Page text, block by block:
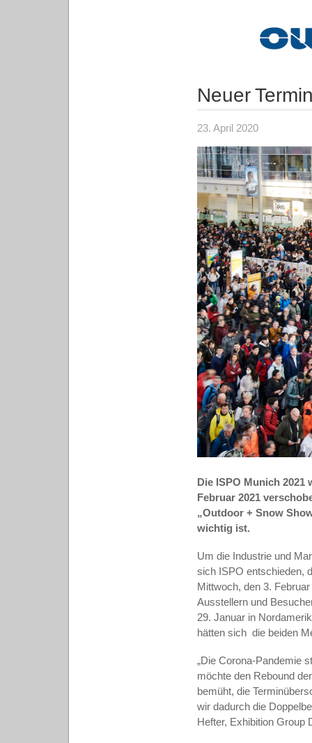
Neuer
23. April 2020
Die ISPO Munich 2021
Februar 2021
„Outdoor + Snow
wichtig ist.
Um die Industrie und
sich ISPO entschieden,
Mittwoch, den 3.
Ausstellern und
29. Januar in
hätten sich die beiden
„Die Corona-Pandemie
möchte den Rebound
bemüht, die
wir dadurch die
Hefter, Exhibition